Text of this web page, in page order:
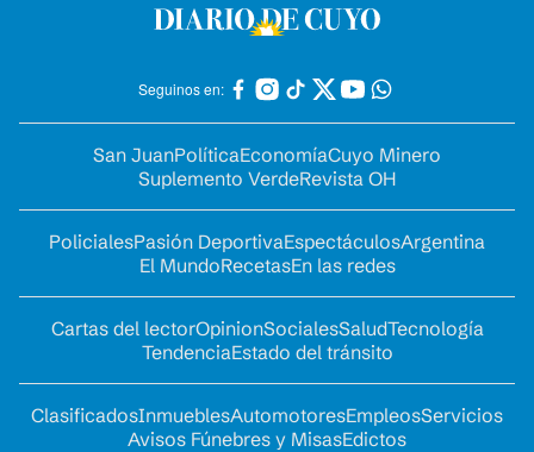
Seguinos en:
San JuanPolíticaEconomíaCuyo Minero
Suplemento VerdeRevista OH
PolicialesPasión DeportivaEspectáculosArgentina
El MundoRecetasEn las redes
Cartas del lectorOpinionSocialesSaludTecnología
TendenciaEstado del tránsito
ClasificadosInmueblesAutomotoresEmpleosServicios
Avisos Fúnebres y MisasEdictos